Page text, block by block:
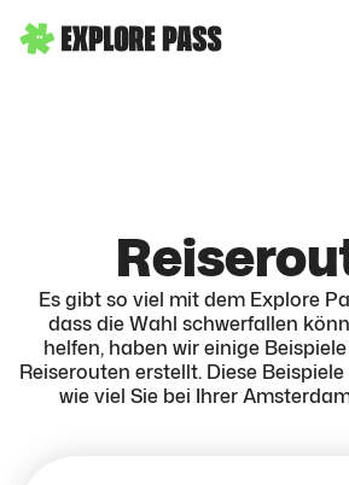
Es gibt so viel mit dem Explore
dass die Wahl schwerfallen
helfen, haben wir einige
Reiserouten erstellt. Diese
wie viel Sie bei Ihrer